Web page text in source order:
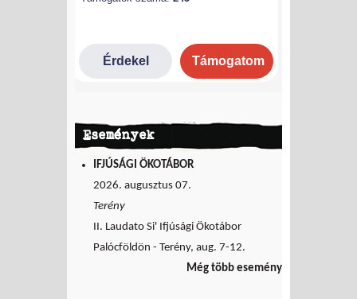
Események
IFJÚSÁGI ÖKOTÁBOR
2026. augusztus 07.
Terény
II. Laudato Si' Ifjúsági Ökotábor
Palócföldön - Terény, aug. 7-12.
Még több esemény